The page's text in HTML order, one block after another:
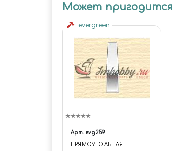
Может пригодится
evergreen
Арт. evg259
ПРЯМОУГОЛЬНАЯ